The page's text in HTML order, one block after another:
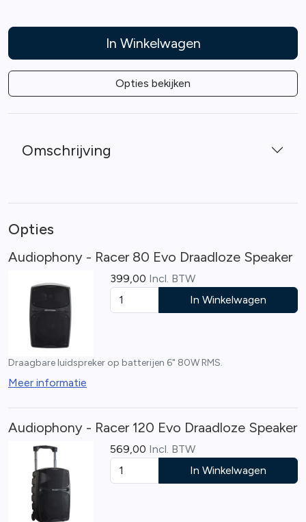
In Winkelwagen
Opties bekijken
Omschrijving
Opties
Audiophony - Racer 80 Evo Draadloze Speaker
399,00 Incl. BTW
In Winkelwagen
Draagbare luidspreker op batterijen 6" 80W RMS.
Meer informatie
Audiophony - Racer 120 Evo Draadloze Speaker
569,00 Incl. BTW
In Winkelwagen